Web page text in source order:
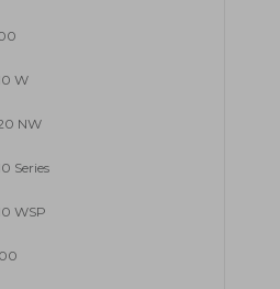
W
NW
Series
WSP